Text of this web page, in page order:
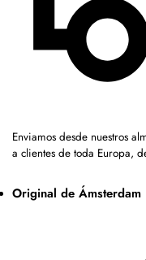
Enviamos desde nuestros
a clientes de toda Europa,
Original de Ámsterdam